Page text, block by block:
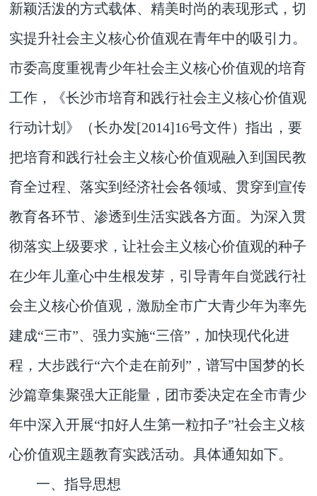
新颖活泼的方式载体、精美时尚的表现形式，切
实提升社会主义核心价值观在青年中的吸引力。
市委高度重视青少年社会主义核心价值观的培育
工作，《长沙市培育和践行社会主义核心价值观
行动计划》（长办发[2014]16号文件）指出，要
把培育和践行社会主义核心价值观融入到国民教
育全过程、落实到经济社会各领域、贯穿到宣传
教育各环节、渗透到生活实践各方面。为深入贯
彻落实上级要求，让社会主义核心价值观的种子
在少年儿童心中生根发芽 ，引导青年自觉践行社
会主义核心价值观 ，激励全市广大青少年为率先
建成“三市”、强力实施“三倍”，加快现代化进
程，大步践行“六个走在前列”，谱写中国梦的长
沙篇章集聚强大正能量，团市委决定在全市青少
年中深入开展“扣好人生第一粒扣子”社会主义核
心价值观主题教育实践活动。具体通知如下。
一、指导思想